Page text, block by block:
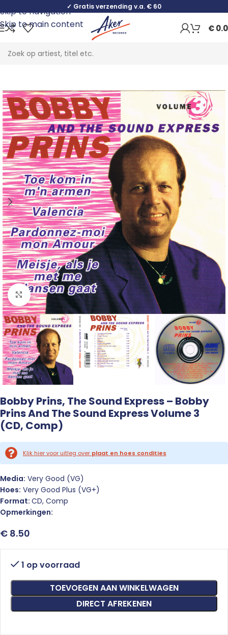
Skip to navigation
Skip to main content
✓ Gratis verzending v.a. € 60
€
Home Folk, World & Country
Click to enlarge
Bobby Prins, The Sound Express – Bobby
Prins And The Sound Express Volume 3
(CD, Comp)
Klik hier voor uitleg over plaat en hoes condities
Media: Very Good (VG)
Hoes: Very Good Plus (VG+)
Format: CD, Comp
Opmerkingen:
€ 8.50
1 op voorraad
TOEVOEGEN AAN WINKELWAGEN
DIRECT AFREKENEN